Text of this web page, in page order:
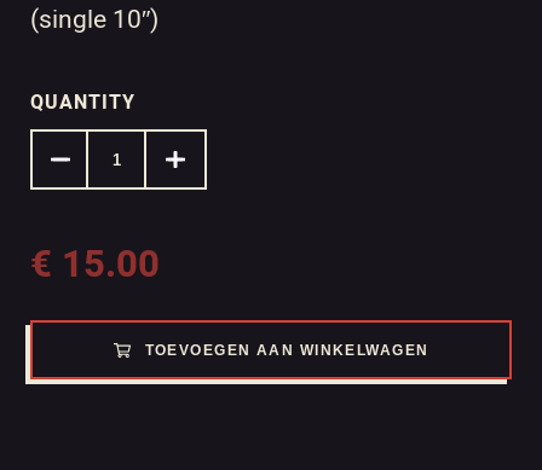
(single 10″)
QUANTITY
€ 15.00
TOEVOEGEN AAN WINKELWAGEN